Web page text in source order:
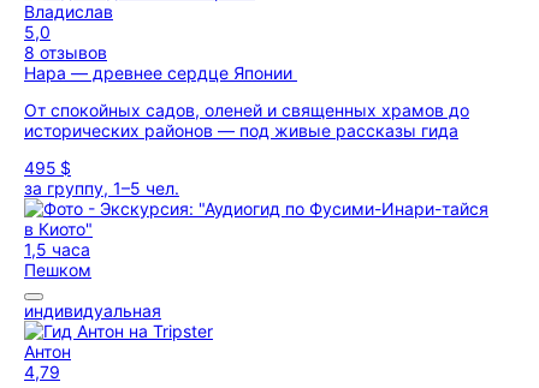
Владислав
5,0
8 отзывов
Нара — древнее сердце Японии
От спокойных садов, оленей и священных храмов до
исторических районов — под живые рассказы гида
495 $
за группу, 1–5 чел.
1,5 часа
Пешком
индивидуальная
Антон
4,79